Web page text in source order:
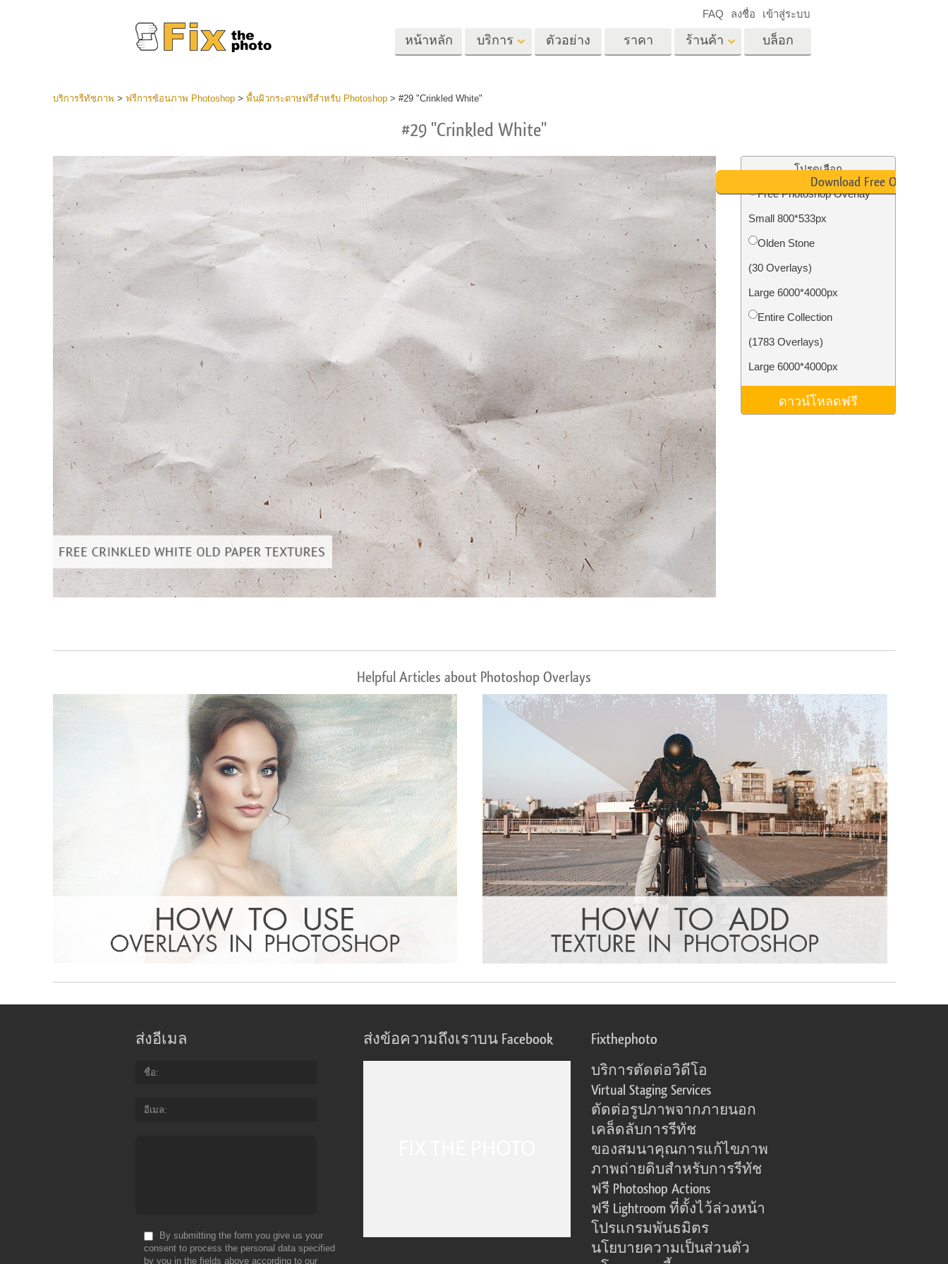
หน้าหลัก บริการ
อสังหาริมทรัพย์
บริการแก้ไขภาพงาน
โมเดลเสื้อผ้าที่สร้างโดย AI การจัดการรูปภาพ ถ่ายรูปเป็นบริการ
บริการรีทัชสินค้า บริการรีทัชเครื่องประดับ ข้อมูลการฝึกอบรม AI Video Editing Services
ตัวอย่าง ราคา ร้านค้า
Lightroom
คอลเลคชันที่ตั้งไว้ล่วง
หน้า LR ทั้งชุด
พรีเซ็ตข้อเสนอที่ดีที่สุด
คอลเลกชันมือถือ
Photoshop
Photoshop Actions
โอเวอร์เลย์ Photoshop
Photoshop Textures
Ps Actions คอลเลกชัน
ทั้งหมด
ทั้งหมด
แม่แบบ
การ์ดวันวาเลนไทน์
คำเชิญงานแต่งงาน
คำเชิญวันเกิดของเด็ก
บล็อก
FAQ ลงชื่อ เข้าสู่ระบบ
บริการรีทัชภาพ > ฟรีการซ้อนภาพ Photoshop> พื้นผิวกระดาษฟรีสำหรับ Photoshop> #29 "Crinkled White"
#29 "Crinkled White"
โปรดเลือก
Free Photoshop Overlay
Small 800*533px
Olden Stone
(30 Overlays)
Large 6000*4000px
Entire Collection
(1783 Overlays)
Large 6000*4000px
ดาวน์โหลดฟรี
Download Free Overlay
Helpful Articles about Photoshop Overlays
ส่งอีเมล
ชื่อ
อีเมล
By submitting the form you give us your
consent to process the personal data specified
by you in the fields above according to our
ส่งข้อความถึงเราบน Facebook Fixthephoto
บริการตัดต่อวิดีโอ
Virtual Staging Services
ตัดต่อรูปภาพจากภายนอก
เคล็ดลับการรีทัช
ของสมนาคุณการแก้ไขภาพ
ภาพถ่ายดิบสำหรับการรีทัช
ฟรี Photoshop Actions
ฟรี Lightroom ที่ตั้งไว้ล่วงหน้า
โปรแกรมพันธมิตร
นโยบายความเป็นส่วนตัว